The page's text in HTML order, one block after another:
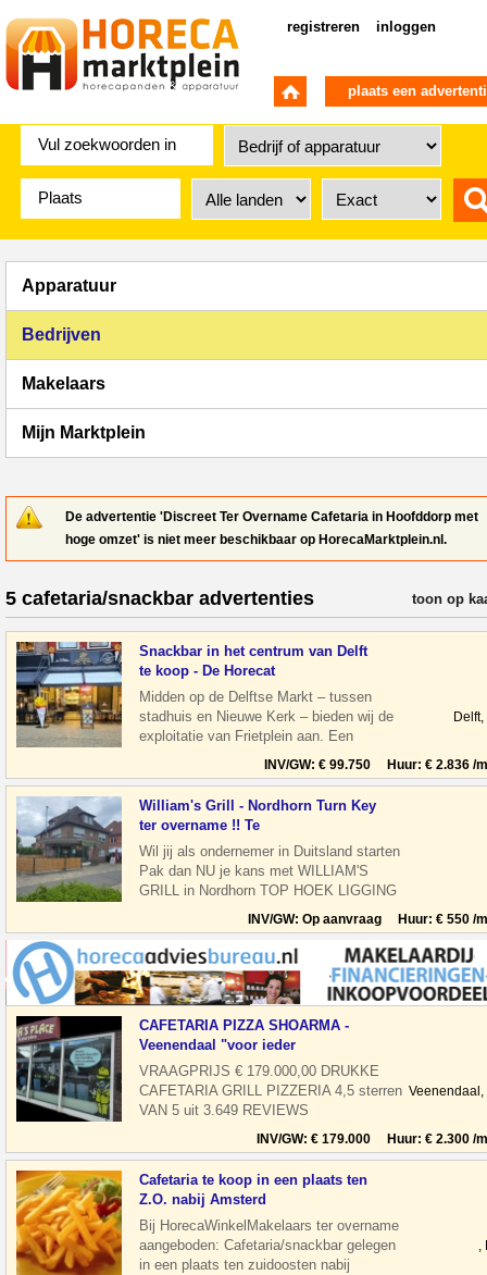
registreren inloggen
plaats een
Apparatuur
Bedrijven
Makelaars
Mijn Marktplein
De advertentie 'Discreet Ter Overname Cafetaria in Hoofddorp met
hoge omzet' is niet meer beschikbaar op HorecaMarktplein.nl.
5 cafetaria/snackbar advertenties verfijn
toon op
Snackbar in het centrum van Delft
te koop - De Horecat
Midden op de Delftse Markt – tussen
stadhuis en Nieuwe Kerk – bieden wij de
exploitatie van Frietplein aan. Een
compacte, efficiënte horecaonderneming
INV/GW: € 99.750 Huur: € 2.836 /
William's Grill - Nordhorn Turn Key
ter overname !! Te
Wil jij als ondernemer in Duitsland starten
Pak dan NU je kans met WILLIAM'S
GRILL in Nordhorn TOP HOEK LIGGING
overname TEGEN ELK AANNEMELIJK
INV/GW: Op aanvraag Huur: € 550 /
CAFETARIA PIZZA SHOARMA -
Veenendaal "voor ieder
VRAAGPRIJS € 179.000,00 DRUKKE
CAFETARIA GRILL PIZZERIA 4,5 sterren
VAN 5 uit 3.649 REVIEWS
THUISBEZORGD.NL Alle beoordelingen
zijn van T
Veenendaal,
INV/GW: € 179.000 Huur: € 2.300 /
Cafetaria te koop in een plaats ten
Z.O. nabij Amsterd
Bij HorecaWinkelMakelaars ter overname
aangeboden: Cafetaria/snackbar gelegen
in een plaats ten zuidoosten nabij
,